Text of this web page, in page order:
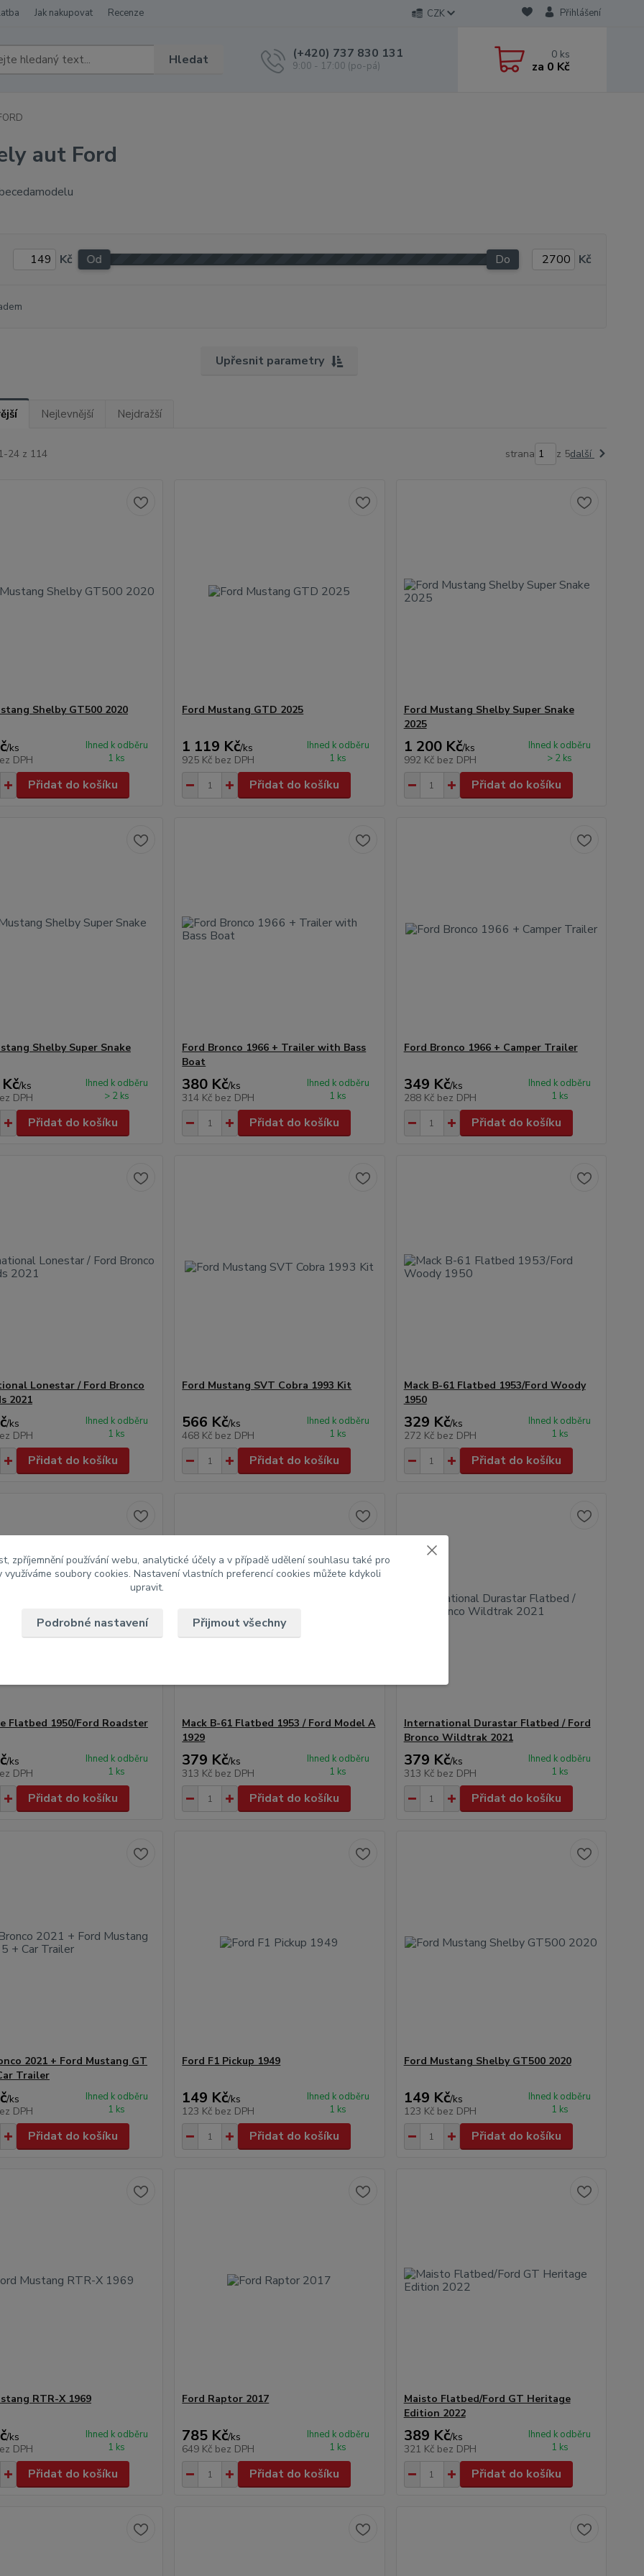
Jak nakupovat Recenze CZK Přihlášení
Hledat (+420) 737 830 131
9:00 - 17:00 (po-pá)
0 ks
za 0 Kč
aut Ford
Upřesnit parametry
Kč Od Do Kč
Nejlevnější Nejdražší
24 z 114 strana z 5další
Shelby GT500 2020
/ks
DPH
Ihned k odběru
1 ks
Přidat do košíku
Ford Mustang GTD 2025
1 119 Kč/ks
925 Kč bez DPH
Ihned k odběru
1 ks
Přidat do košíku
Ford Mustang Shelby Super Snake
2025
1 200 Kč/ks
992 Kč bez DPH
Ihned k odběru
> 2 ks
Přidat do košíku
Shelby Super Snake
/ks
DPH
Ihned k odběru
> 2 ks
Přidat do košíku
Ford Bronco 1966 + Trailer with Bass
Boat
380 Kč/ks
314 Kč bez DPH
Ihned k odběru
1 ks
Přidat do košíku
Ford Bronco 1966 + Camper Trailer
349 Kč/ks
288 Kč bez DPH
Ihned k odběru
1 ks
Přidat do košíku
Lonestar / Ford Bronco
2021
/ks
DPH
Ihned k odběru
1 ks
Přidat do košíku
Ford Mustang SVT Cobra 1993 Kit
566 Kč/ks
468 Kč bez DPH
Ihned k odběru
1 ks
Přidat do košíku
Mack B-61 Flatbed 1953/Ford Woody
1950
329 Kč/ks
272 Kč bez DPH
Ihned k odběru
1 ks
Přidat do košíku
Flatbed 1950/Ford Roadster
/ks
DPH
Ihned k odběru
1 ks
Přidat do košíku
Mack B-61 Flatbed 1953 / Ford Model A
1929
379 Kč/ks
313 Kč bez DPH
Ihned k odběru
1 ks
Přidat do košíku
International Durastar Flatbed / Ford
Bronco Wildtrak 2021
379 Kč/ks
313 Kč bez DPH
Ihned k odběru
1 ks
Přidat do košíku
2021 + Ford Mustang GT
Trailer
/ks
DPH
Ihned k odběru
1 ks
Přidat do košíku
Ford F1 Pickup 1949
149 Kč/ks
123 Kč bez DPH
Ihned k odběru
1 ks
Přidat do košíku
Ford Mustang Shelby GT500 2020
149 Kč/ks
123 Kč bez DPH
Ihned k odběru
1 ks
Přidat do košíku
RTR-X 1969
/ks
DPH
Ihned k odběru
1 ks
Přidat do košíku
Ford Raptor 2017
785 Kč/ks
649 Kč bez DPH
Ihned k odběru
1 ks
Přidat do košíku
Maisto Flatbed/Ford GT Heritage
Edition 2022
389 Kč/ks
321 Kč bez DPH
Ihned k odběru
1 ks
Přidat do košíku
zpříjemnění používání webu, analytické účely a v případě udělení souhlasu také pro
využíváme soubory cookies. Nastavení vlastních preferencí cookies můžete kdykoli
upravit.
Podrobné nastavení Přijmout všechny